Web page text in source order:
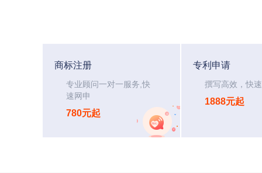
商标注册
专业顾问一对一服务,快
速网申
780元起
专利申请
撰写高效，快
1888元起